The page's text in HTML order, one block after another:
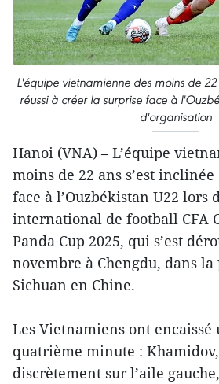
L'équipe vietnamienne des moins de
réussi à créer la surprise face à
d'organisation
Hanoi (VNA) – L’équipe
moins de 22 ans s’est inclinée
face à l’Ouzbékistan U22 lors
international de football CFA
Panda Cup 2025, qui s’est
novembre à Chengdu, dans
Sichuan en Chine.
Les Vietnamiens ont encaissé
quatrième minute :
discrètement sur l’aile